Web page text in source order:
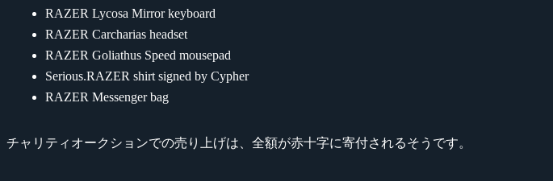
RAZER Lycosa Mirror keyboard
RAZER Carcharias headset
RAZER Goliathus Speed mousepad
Serious.RAZER shirt signed by Cypher
RAZER Messenger bag
チャリティオークションでの売り上げは、全額が赤十字に寄付されるそうです。